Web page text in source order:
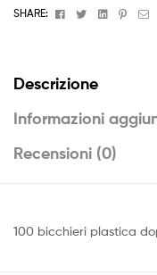
SHARE:
FacebookTwitterLinkedin
Descrizione
Informazioni
Recensioni (0)
100 bicchieri plastica